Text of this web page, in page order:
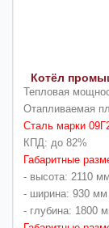
Котёл
Тепловая
Отапливаемая
Сталь марки
КПД: до 82%
Габаритные
- высота: 2110 мм
- ширина: 930 мм
- глубина: 1800